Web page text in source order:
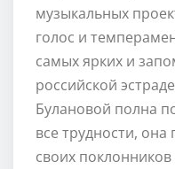
музыкальных
голос и
самых ярких и
российской
Булановой полна
все трудности,
своих